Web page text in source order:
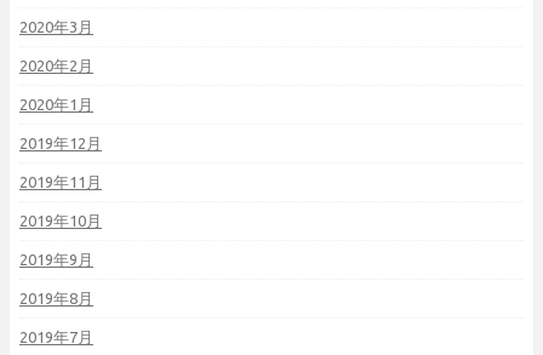
2020年3月
2020年2月
2020年1月
2019年12月
2019年11月
2019年10月
2019年9月
2019年8月
2019年7月